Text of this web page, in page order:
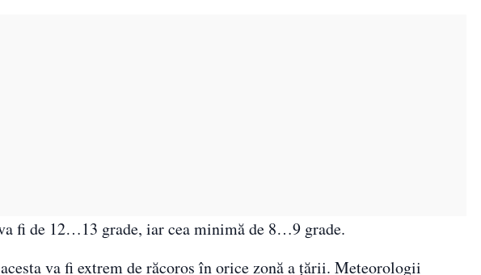
fi de 12…13 grade, iar cea minimă de 8…9 grade.
va fi extrem de răcoros în orice zonă a țării. Meteorologii